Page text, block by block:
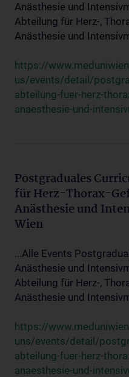
Anästhesie und
Abteilung für Herz-,
Anästhesie und
https://
us/events/detail/
abteilung-fuer-herz-
anaesthesie-und-
Postgraduales
für Herz-Thorax-
Anästhesie und
Wien
...Alle Events
Anästhesie und
Abteilung für Herz-,
Anästhesie und
https://
uns/events/detail/
abteilung-fuer-herz-
anaesthesie-und-